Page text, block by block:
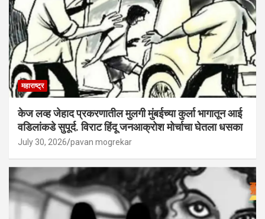
महाराष्ट्र
केज लव्ह जेहाद प्रकरणातील मुलगी मुंबईच्या कुर्ला भागातून आई
वडिलांकडे सुपूर्द. विराट हिंदू जनआक्रोश मोर्चाचा घेतला धसका
July 30, 2026 pavan mogrekar